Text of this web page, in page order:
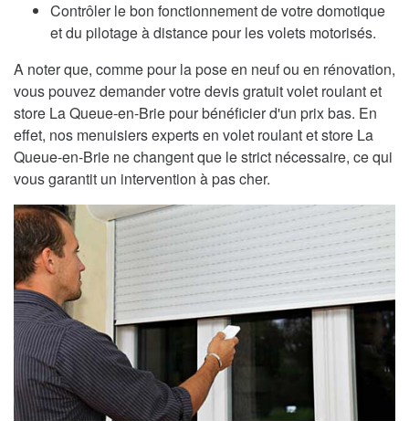
Contrôler le bon fonctionnement de votre domotique
et du pilotage à distance pour les volets motorisés.
A noter que, comme pour la pose en neuf ou en rénovation,
vous pouvez demander votre devis gratuit volet roulant et
store La Queue-en-Brie pour bénéficier d'un prix bas. En
effet, nos menuisiers experts en volet roulant et store La
Queue-en-Brie ne changent que le strict nécessaire, ce qui
vous garantit un intervention à pas cher.